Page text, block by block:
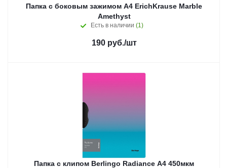
Папка с боковым зажимом А4 ErichKrause Marble
Amethyst
Есть в наличии (1)
190руб./шт
Папка с клипом Berlingo Radiance А4 450мкм